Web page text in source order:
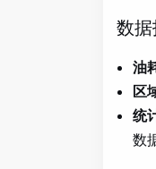
数
油
区
统
数